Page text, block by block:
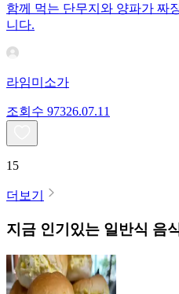
함께 먹는 단무지와 양파가 짜
니다.
라임미소가
조회수 97326.07.11
15
더보기
지금 인기있는 일반식 음